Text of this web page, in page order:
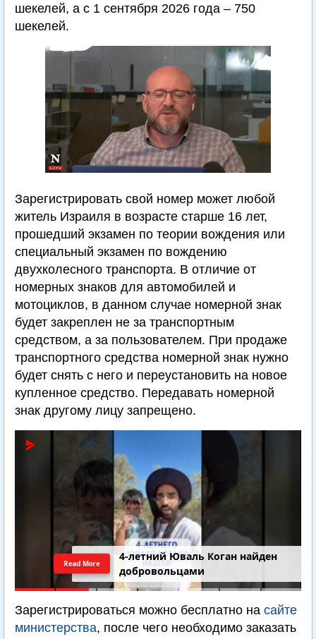
шекелей, а с 1 сентября 2026 года – 750
шекелей.
Зарегистрировать свой номер может любой
житель Израиля в возрасте старше 16 лет,
прошедший экзамен по теории вождения или
специальный экзамен по вождению
двухколесного транспорта. В отличие от
номерных знаков для автомобилей и
мотоциклов, в данном случае номерной знак
будет закреплен не за транспортным
средством, а за пользователем. При продаже
транспортного средства номерной знак нужно
будет снять с него и переустановить на новое
купленное средство. Передавать номерной
знак другому лицу запрещено.
4-летний Юваль Коган найден
добровольцами
Read More
Зарегистрироваться можно бесплатно на сайте
министерства, после чего необходимо заказать